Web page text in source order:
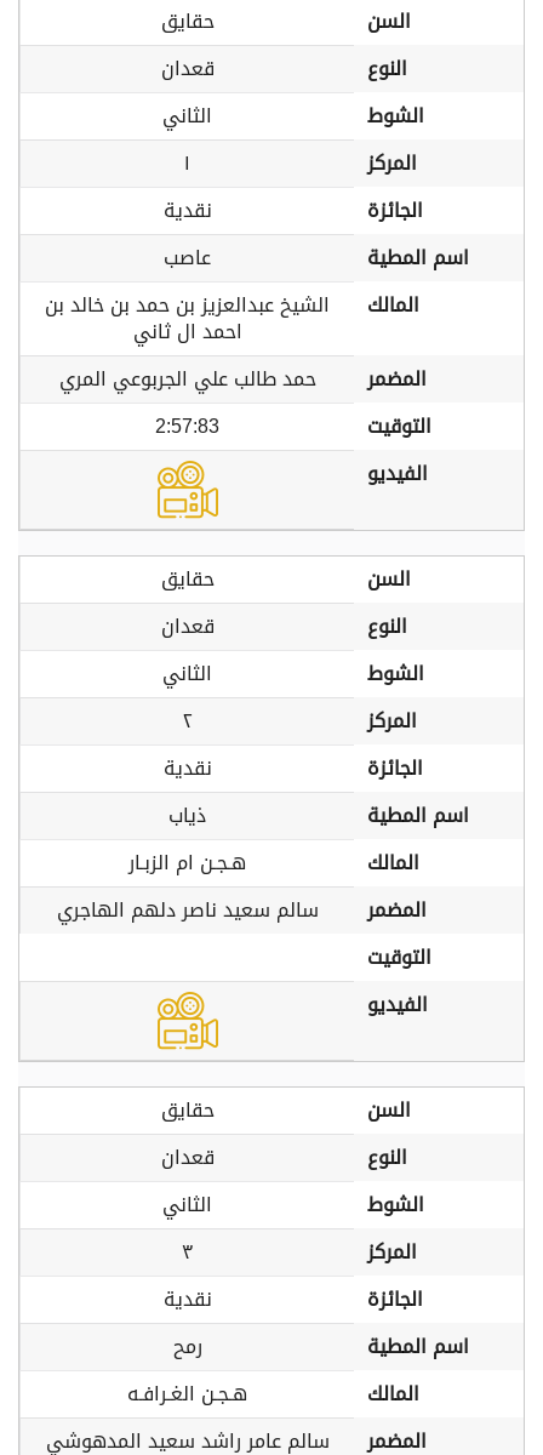
السن
حقايق
النوع
قعدان
الشوط
الثاني
المركز
١
الجائزة
نقدية
اسم المطية
عاصب
المالك
الشيخ عبدالعزيز بن حمد بن خالد بن
احمد ال ثاني
المضمر
حمد طالب علي الجربوعي المري
التوقيت
2:57:83
الفيديو
السن
حقايق
النوع
قعدان
الشوط
الثاني
المركز
٢
الجائزة
نقدية
اسم المطية
ذياب
المالك
هـجـن ام الزبـار
المضمر
سالم سعيد ناصر دلهم الهاجري
التوقيت
الفيديو
السن
حقايق
النوع
قعدان
الشوط
الثاني
المركز
٣
الجائزة
نقدية
اسم المطية
رمح
المالك
هـجـن الغـرافـه
المضمر
سالم عامر راشد سعيد المدهوشي